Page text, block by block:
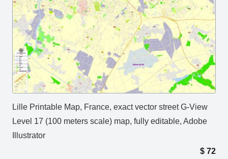
Lille Printable Map, France, exact vector street G-View
Level 17 (100 meters scale) map, fully editable, Adobe
Illustrator
$ 72